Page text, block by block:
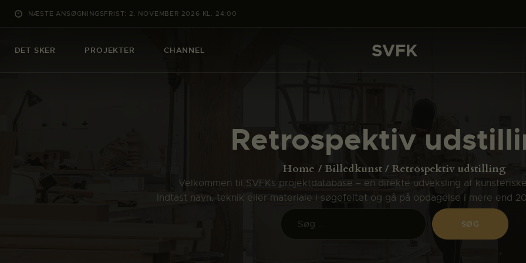
NÆSTE ANSØGNINGSFRIST: 2. NOVEMBER 2026 KL. 24:00
DET SKER PROJEKTER CHANNEL SVFK
Retrospektiv
Home Billedkunst Retrospektiv udstilling
Velkommen til SVFKs projektdatabase – en direkte udveksling af
Indtast navn, teknik eller materiale i søgefeltet og gå på opdagelse i mere end
SVFK
PROJEKTER
CHANNEL
OM SVFK
ENGLISH